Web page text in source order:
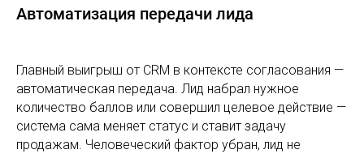
Автоматизация передачи лида
Главный выигрыш от CRM в контексте согласования —
автоматическая передача. Лид набрал нужное
количество баллов или совершил целевое действие —
система сама меняет статус и ставит задачу
продажам. Человеческий фактор убран, лид не